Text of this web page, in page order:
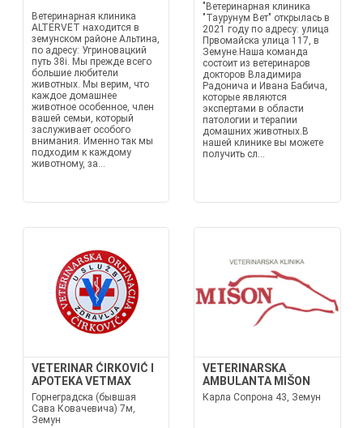
Ветеринарная клиника
ALTERVET находится в
земунском районе Альтина,
по адресу: Угриновацкий
путь 38i. Мы прежде всего
большие любители
животных. Мы верим, что
каждое домашнее
животное особенное, член
вашей семьи, который
заслуживает особого
внимания. Именно так мы
подходим к каждому
животному, за...
"Ветеринарная клиника
"Таурунум Вет" открылась в
2021 году по адресу: улица
Првомайска улица 117, в
Земуне.Наша команда
состоит из ветеринаров
докторов Владимира
Радонича и Ивана Бабича,
которые являются
экспертами в области
патологии и терапии
домашних животных.В
нашей клинике вы можете
получить сл...
VETERINAR ĆIRKOVIĆ I
APOTEKA VETMAX
Горнеградска (бывшая
Сава Ковачевича) 7м,
Земун
VETERINARSKA
AMBULANTA MIŠON
Карла Сопрона 43, Земун